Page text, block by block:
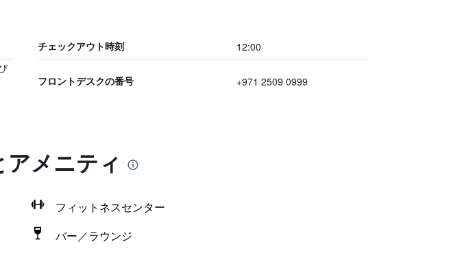
チェックアウト時刻 12:00
フロントデスクの番号 +971 2509 0999
メニティ
フィットネスセンター
バー／ラウンジ